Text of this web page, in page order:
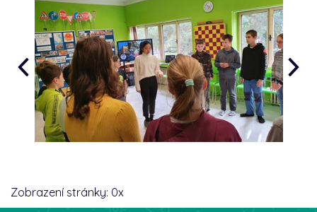
Zobrazení stránky: 0x